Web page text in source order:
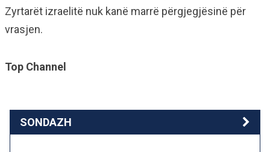
Zyrtarët izraelitë nuk kanë marrë përgjegjësinë për
vrasjen.
Top Channel
SONDAZH